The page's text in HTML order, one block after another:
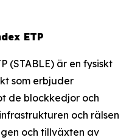
ETP
(STABLE) är en fysiskt
som erbjuder
de blockkedjor och
och rälsen
och tillväxten av